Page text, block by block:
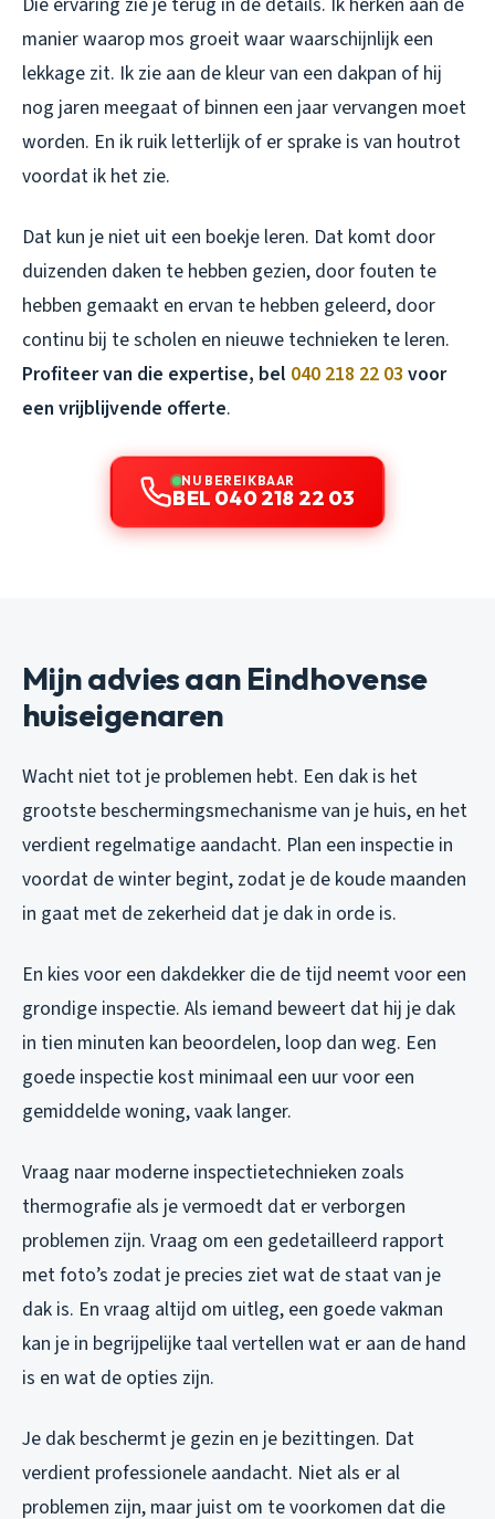
manier waarop mos groeit waar waarschijnlijk een
lekkage zit. Ik zie aan de kleur van een dakpan of hij
nog jaren meegaat of binnen een jaar vervangen moet
worden. En ik ruik letterlijk of er sprake is van houtrot
voordat ik het zie.
Dat kun je niet uit een boekje leren. Dat komt door
duizenden daken te hebben gezien, door fouten te
hebben gemaakt en ervan te hebben geleerd, door
continu bij te scholen en nieuwe technieken te leren.
Profiteer van die expertise, bel 040 218 22 03 voor
een vrijblijvende offerte.
NU BEREIKBAAR
BEL 040 218 22 03
Mijn advies aan Eindhovense
huiseigenaren
Wacht niet tot je problemen hebt. Een dak is het
grootste beschermingsmechanisme van je huis, en het
verdient regelmatige aandacht. Plan een inspectie in
voordat de winter begint, zodat je de koude maanden
in gaat met de zekerheid dat je dak in orde is.
En kies voor een dakdekker die de tijd neemt voor een
grondige inspectie. Als iemand beweert dat hij je dak
in tien minuten kan beoordelen, loop dan weg. Een
goede inspectie kost minimaal een uur voor een
gemiddelde woning, vaak langer.
Vraag naar moderne inspectietechnieken zoals
thermografie als je vermoedt dat er verborgen
problemen zijn. Vraag om een gedetailleerd rapport
met foto’s zodat je precies ziet wat de staat van je
dak is. En vraag altijd om uitleg, een goede vakman
kan je in begrijpelijke taal vertellen wat er aan de hand
is en wat de opties zijn.
Je dak beschermt je gezin en je bezittingen. Dat
verdient professionele aandacht. Niet als er al
problemen zijn, maar juist om te voorkomen dat die